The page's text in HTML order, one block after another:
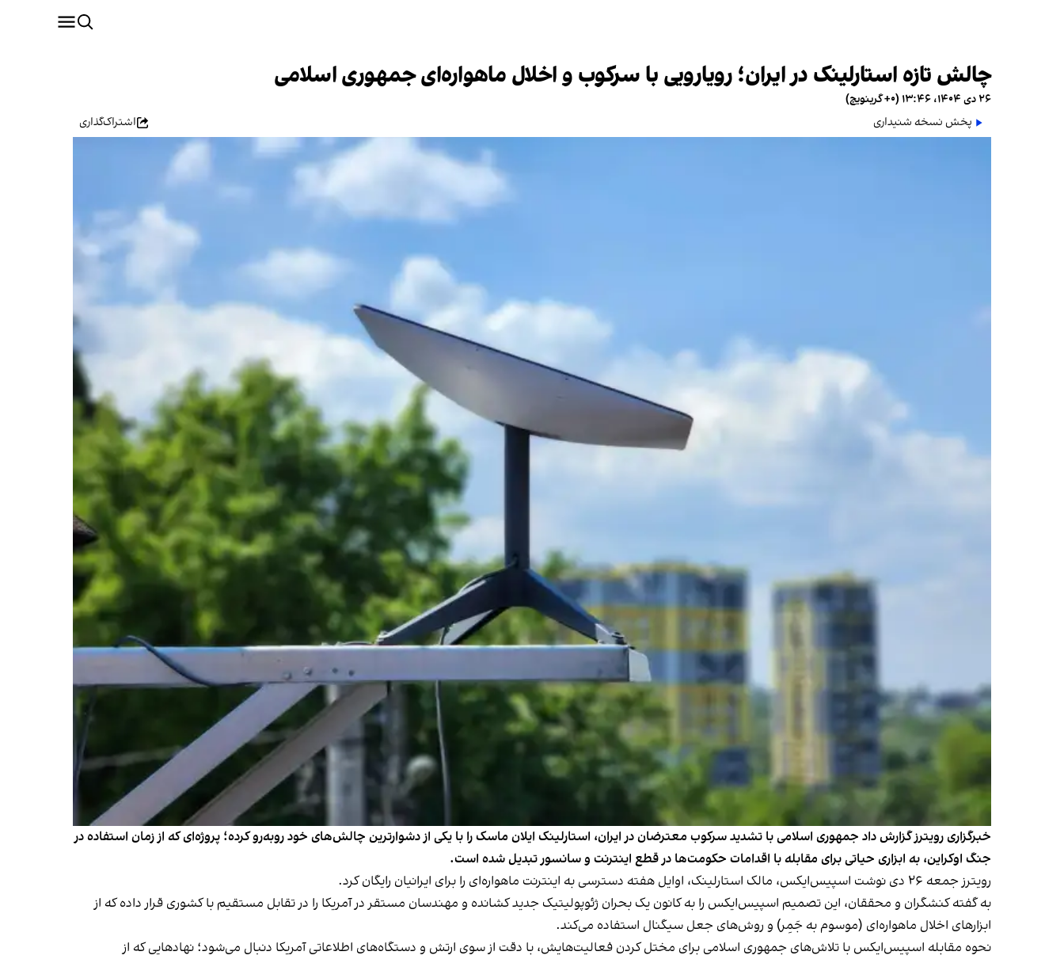
چالش تازه استارلینک در ایران؛ رویارویی با سرکوب و اخلال ماهواره‌ای جمهوری اسلامی
۲۶ دی ۱۴۰۴، ۱۳:۴۶ (‎+۰ گرینویچ)
پخش نسخه شنیداری
اشتراک‌گذاری
خبرگزاری رویترز گزارش داد جمهوری اسلامی با تشدید سرکوب معترضان در ایران، استارلینک ایلان ماسک را با یکی از دشوار‌ترین چالش‌های خود روبه‌رو کرده؛ پروژه‌ای که از زمان استفاده در
جنگ اوکراین، به ابزاری حیاتی برای مقابله با اقدامات حکومت‌ها در قطع اینترنت و سانسور تبدیل شده است.
رویترز جمعه ۲۶ دی نوشت اسپیس‌ایکس، مالک استارلینک، اوایل هفته دسترسی به اینترنت ماهواره‌ای را برای ایرانیان رایگان کرد.
به گفته کنشگران و محققان، این تصمیم اسپیس‌ایکس را به کانون یک بحران ژئوپولیتیک جدید کشانده و مهندسان مستقر در آمریکا را در تقابل مستقیم با کشوری قرار داده که از
ابزارهای اخلال ماهواره‌ای (موسوم به جَمِر) و روش‌های جعل سیگنال استفاده می‌کند.
نحوه مقابله اسپیس‌ایکس با تلاش‌های جمهوری اسلامی برای مختل کردن فعالیت‌هایش، با دقت از سوی ارتش و دستگاه‌های اطلاعاتی آمریکا دنبال می‌شود؛ نهادهایی که از